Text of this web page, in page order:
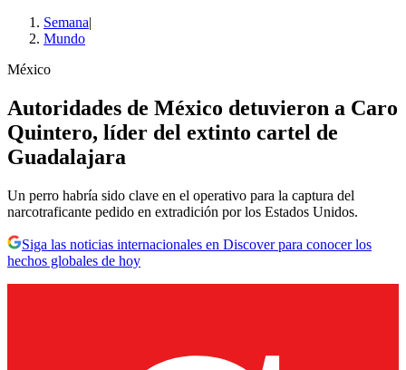
Semana|
Mundo
México
Autoridades de México detuvieron a Caro
Quintero, líder del extinto cartel de
Guadalajara
Un perro habría sido clave en el operativo para la captura del
narcotraficante pedido en extradición por los Estados Unidos.
Siga las noticias internacionales en Discover para conocer los
hechos globales de hoy